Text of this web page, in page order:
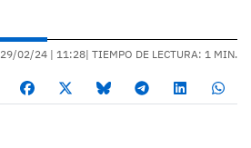
29/02/24 | 11:28| TIEMPO DE LECTURA: 1 MIN.